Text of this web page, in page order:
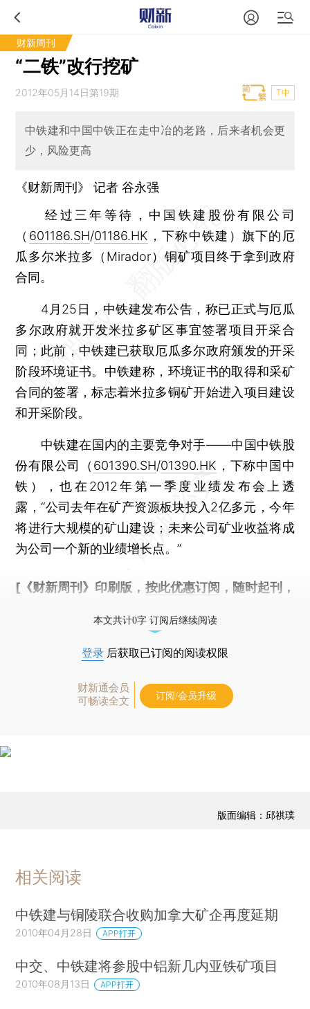
财新周刊
“二铁”改行挖矿
2012年05月14日第19期 T中
中铁建和中国中铁正在走中冶的老路，后来者机会更
少，风险更高
《财新周刊》 记者 谷永强
经过三年等待，中国铁建股份有限公司
（ 601186.SH/01186.HK ，下称中铁建）旗下的厄
瓜多尔米拉多（Mirador）铜矿项目终于拿到政府
合同。
4月25日，中铁建发布公告，称已正式与厄瓜
多尔政府就开发米拉多矿区事宜签署项目开采合
同；此前，中铁建已获取厄瓜多尔政府颁发的开采
阶段环境证书。中铁建称，环境证书的取得和采矿
合同的签署，标志着米拉多铜矿开始进入项目建设
和开采阶段。
中铁建在国内的主要竞争对手——中国中铁股
份有限公司（ 601390.SH/01390.HK ，下称中国中
铁），也在2012年第一季度业绩发布会上透
露，“公司去年在矿产资源板块投入2亿多元，今年
将进行大规模的矿山建设；未来公司矿业收益将成
为公司一个新的业绩增长点。”
[《财新周刊》印刷版， 按此优惠订阅 ，随时起刊，
本文共计0字 订阅后继续阅读
登录 后获取已订阅的阅读权限
财新通会员
可畅读全文
订阅/会员升级
版面编辑：邱祺璞
相关阅读
中铁建与铜陵联合收购加拿大矿企再度延期
2010年04月28日 APP打开
中交、中铁建将参股中铝新几内亚铁矿项目
2010年08月13日 APP打开